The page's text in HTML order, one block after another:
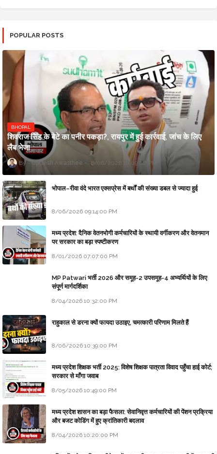
POPULAR POSTS
BHOPAL
शिवराज सिंह के बेटे का पनीर पकड़ा?, रायपुर में हुई कार्रवाई, जांच के लिए
लैब भेजा
Updesh Awasthee 8/06/2026 10:09:00 PM
भोपाल–रीवा वंदे भारत एक्सप्रेस में बर्थों की संख्या डबल से ज्यादा हुई
8/06/2026 09:14:00 PM
मध्य प्रदेश: दैनिक वेतनभोगी कर्मचारियों के स्थायी वर्गीकरण और वेतनमान
पर सरकार का बड़ा स्पष्टीकरण
8/01/2026 07:07:00 PM
MP Patwari भर्ती 2026 और समूह-2 उपसमूह-4 अभ्यर्थियों के लिए
संपूर्ण मार्गदर्शिका
8/04/2026 10:32:00 PM
राहुकाल से डरना क्यों फायदा उठाइए, चमत्कारी परिणाम मिलते हैं
8/06/2026 10:39:00 PM
मध्य प्रदेश शिक्षक भर्ती 2025: विशेष शिक्षक पात्रता विवाद पहुँचा हाई कोर्ट;
सरकार से माँगा जवाब
8/05/2026 10:49:00 PM
मध्य प्रदेश शासन का बड़ा फैसला: सेवानिवृत्त कर्मचारियों की पेंशन प्रक्रिया
और बजट कोडिंग में हुए क्रांतिकारी बदलाव
8/04/2026 10:20:00 PM